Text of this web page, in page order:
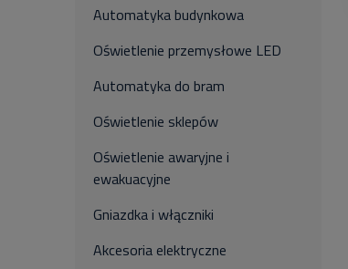
Automatyka budynkowa
Oświetlenie przemysłowe LED
Automatyka do bram
Oświetlenie sklepów
Oświetlenie awaryjne i
ewakuacyjne
Gniazdka i włączniki
Akcesoria elektryczne